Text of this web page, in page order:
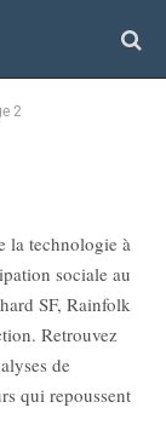
2
la technologie à
sociale au
SF, Rainfolk
Retrouvez
de
qui repoussent